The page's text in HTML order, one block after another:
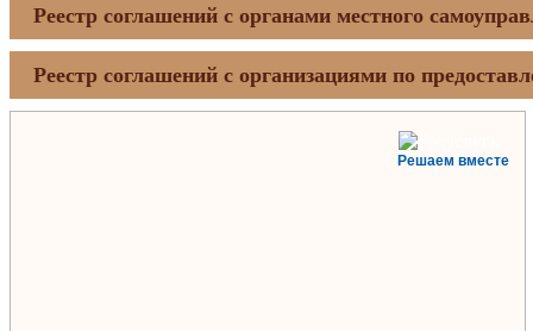
Реестр соглашений с органами местного
Реестр соглашений с организациями по
Решаем вместе